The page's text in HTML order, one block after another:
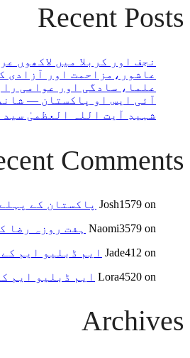
Recent Posts
نجف اور کربلا میں لاکھوں
عاشور،مزاحمت اور آزادی
علما، سادگی اور عوامی
آئی ایس او پاکستان —
شہیدِ آیت اللہ العظمیٰ
Comments
Josh1579 on
پاکستان کے
Naomi3579 on
ہفت روزہ رضا
Jade412 on
ایم ڈبلیو ایم کے 15 سالہ سفر پر ایک نظر
Lora4520 on ایم ڈبلیو ایم کے 15 سالہ سفر پر ایک
Archives